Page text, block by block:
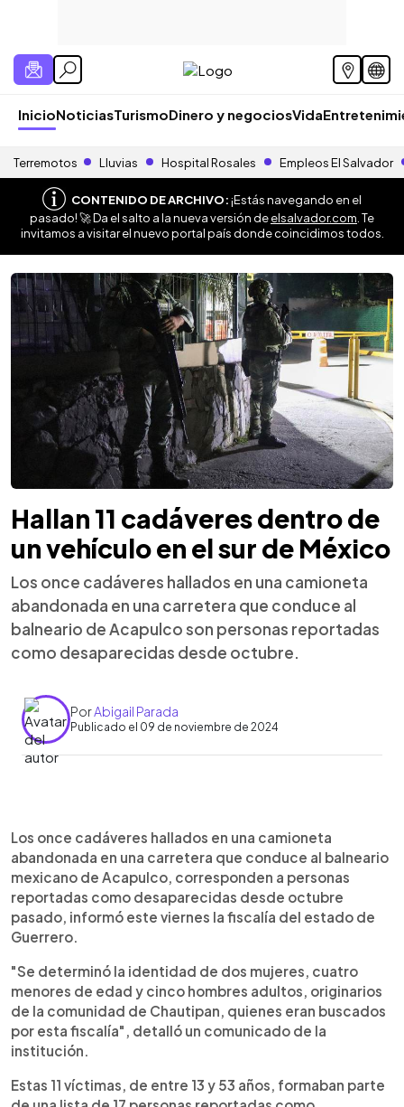
InicioNoticiasTurismoDinero y negociosVida
Terremotos Lluvias Hospital Rosales Empleos El Salvador
CONTENIDO DE ARCHIVO:¡Estás navegando en el
pasado! 🚀 Da el salto a la nueva versión deelsalvador.com . Te
invitamos a visitar el nuevo portal país donde coincidimos todos.
Hallan 11 cadáveres dentro de
un vehículo en el sur de México
Los once cadáveres hallados en una camioneta
abandonada en una carretera que conduce al
balneario de Acapulco son personas reportadas
como desaparecidas desde octubre.
PorAbigail Parada
Publicado el 09 de noviembre de 2024
Escuchar artículo
Los once cadáveres hallados en una camioneta
abandonada en una carretera que conduce al balneario
mexicano de Acapulco, corresponden a personas
reportadas como desaparecidas desde octubre
pasado, informó este viernes la fiscalía del estado de
Guerrero.
"Se determinó la identidad de dos mujeres, cuatro
menores de edad y cinco hombres adultos, originarios
de la comunidad de Chautipan, quienes eran buscados
por esta fiscalía", detalló un comunicado de la
institución.
Estas 11 víctimas, de entre 13 y 53 años, formaban parte